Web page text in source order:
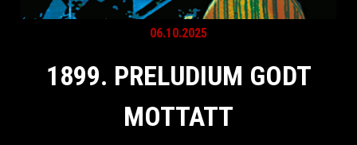
06.10.2025
1899. PRELUDIUM GODT
MOTTATT